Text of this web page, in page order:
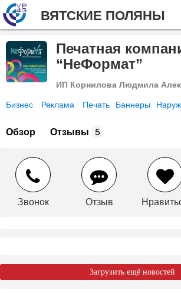
ВЯТСКИЕ ПОЛЯНЫ
Печатная
“НеФормат”
ИП Корнилова Людмила
Бизнес Реклама Печать Баннеры
Обзор Отзывы 5
Звонок Отзыв
Загрузить ещё новостей